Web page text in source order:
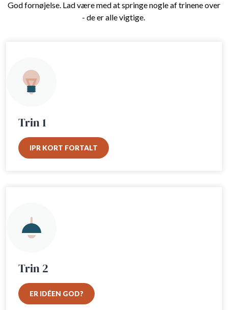
God fornøjelse. Lad være med at springe nogle af trinene over
- de er alle vigtige.
Trin 1
IPR KORT FORTALT
Trin 2
ER IDÉEN GOD?